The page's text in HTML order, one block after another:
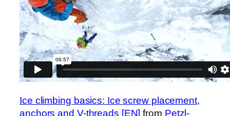
Ice climbing basics: Ice screw placement,
anchors and V-threads [EN] from Petzl-